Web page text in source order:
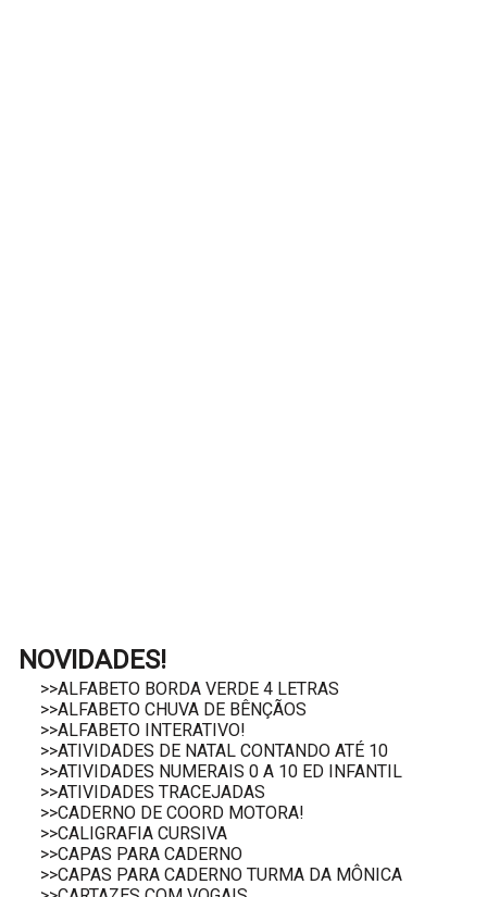
NOVIDADES!
>>ALFABETO BORDA VERDE 4 LETRAS
>>ALFABETO CHUVA DE BÊNÇÃOS
>>ALFABETO INTERATIVO!
>>ATIVIDADES DE NATAL CONTANDO ATÉ 10
>>ATIVIDADES NUMERAIS 0 A 10 ED INFANTIL
>>ATIVIDADES TRACEJADAS
>>CADERNO DE COORD MOTORA!
>>CALIGRAFIA CURSIVA
>>CAPAS PARA CADERNO
>>CAPAS PARA CADERNO TURMA DA MÔNICA